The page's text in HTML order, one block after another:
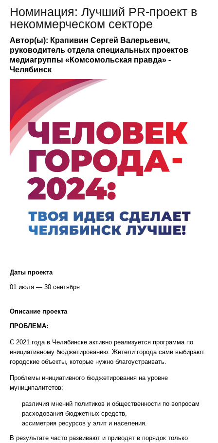
Номинация: Лучший PR-проект в
некоммерческом секторе
Автор(ы): Крапивин Сергей Валерьевич,
руководитель отдела специальных проектов
медиагруппы «Комсомольская правда» -
Челябинск
Даты проекта
01 июля — 30 сентября
Описание проекта
ПРОБЛЕМА:
С 2021 года в Челябинске активно реализуется программа по
инициативному бюджетированию. Жители города сами выбирают
городские объекты, которые нужно благоустраивать.
Проблемы инициативного бюджетирования на уровне
муниципалитетов:
различия мнений политиков и общественности по вопросам
расходования бюджетных средств,
ассиметрия ресурсов у элит и населения.
В результате часто развивают и приводят в порядок только